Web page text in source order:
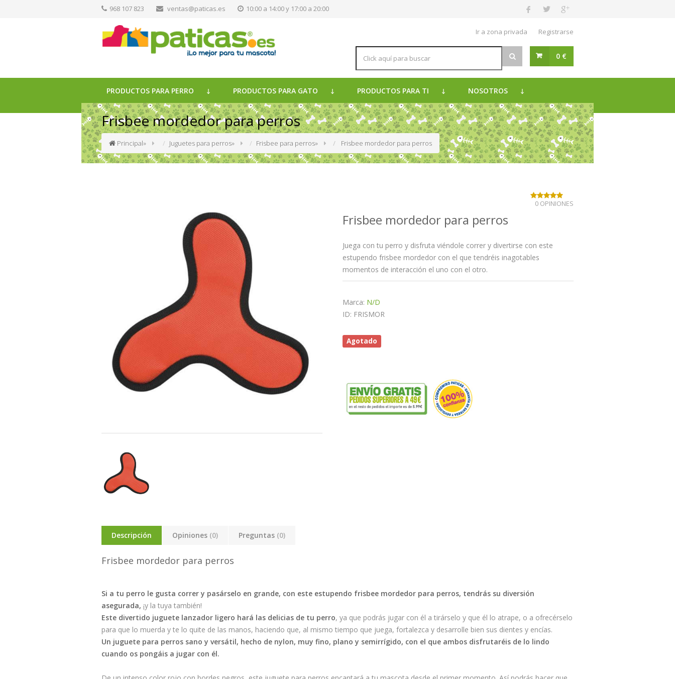
968 107 823 ventas@paticas.es 10:00 a 14:00 y 17:00 a 20:00
Ir a zona privada Registrarse
0 €
PRODUCTOS PARA PERRO PRODUCTOS PARA GATO PRODUCTOS PARA TI NOSOTROS
Frisbee mordedor para perros
Principal» Juguetes para perros» Frisbee para perros» Frisbee mordedor para perros
Frisbee mordedor para perros
0 OPINIONES
Juega con tu perro y disfruta viéndole correr y divertirse con este
estupendo frisbee mordedor con el que tendréis inagotables
momentos de interacción el uno con el otro.
Marca: N/D
ID: FRISMOR
Agotado
Descripción Opiniones (0) Preguntas (0)
Frisbee mordedor para perros
Si a tu perro le gusta correr y pasárselo en grande, con este estupendo frisbee mordedor para perros, tendrás su diversión
asegurada, ¡y la tuya también!
Este divertido juguete lanzador ligero hará las delicias de tu perro, ya que podrás jugar con él a tirárselo y que él lo atrape, o a ofrecérselo
para que lo muerda y te lo quite de las manos, haciendo que, al mismo tiempo que juega, fortalezca y desarrolle bien sus dientes y encías.
Un juguete para perros sano y versátil, hecho de nylon, muy fino, plano y semirrígido, con el que ambos disfrutaréis de lo lindo
cuando os pongáis a jugar con él.